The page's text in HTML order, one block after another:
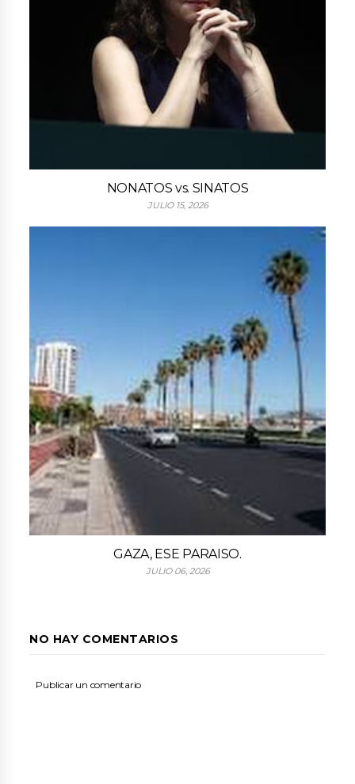
NONATOS vs. SINATOS
JULIO 15, 2026
GAZA, ESE PARAISO.
JULIO 06, 2026
NO HAY COMENTARIOS
Publicar un comentario